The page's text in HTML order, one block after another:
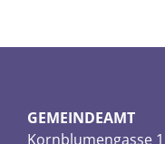
GEMEINDEAMT
Kornblumengasse